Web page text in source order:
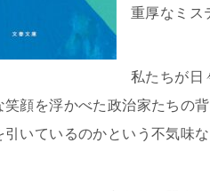
重厚なミス
私たちが日
笑顔を浮かべた政治家たちの
引いているのかという不気味